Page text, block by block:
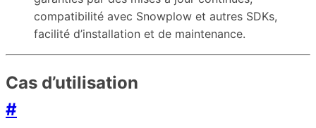
compatibilité avec Snowplow et autres SDKs,
facilité d’installation et de maintenance.
Cas d’utilisation
#